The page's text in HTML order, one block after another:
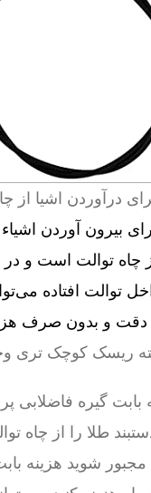
درآوردن اشیا از
بیرون آوردن
چاه توالت است و
توالت افتاده
و بدون صرف
ریسک کوچک تری
بابت گیره فاضلابی
طلا را از چاه
مجبور شوید هزینه